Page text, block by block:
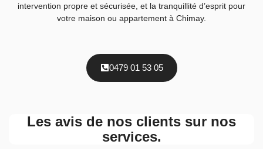
intervention propre et sécurisée, et la tranquillité d’esprit pour
votre maison ou appartement à Chimay.
0479 01 53 05
Les avis de nos clients sur nos
services.